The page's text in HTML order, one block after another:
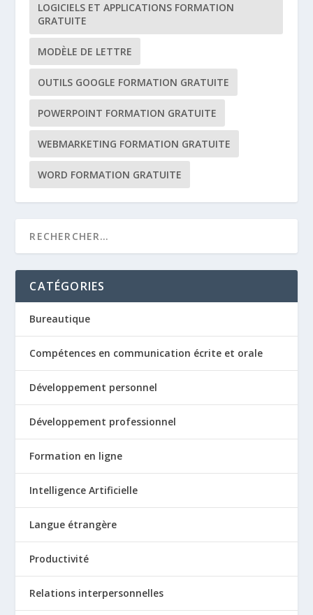
LOGICIELS ET APPLICATIONS FORMATION
GRATUITE
MODÈLE DE LETTRE
OUTILS GOOGLE FORMATION GRATUITE
POWERPOINT FORMATION GRATUITE
WEBMARKETING FORMATION GRATUITE
WORD FORMATION GRATUITE
CATÉGORIES
Bureautique
Compétences en communication écrite et orale
Développement personnel
Développement professionnel
Formation en ligne
Intelligence Artificielle
Langue étrangère
Productivité
Relations interpersonnelles